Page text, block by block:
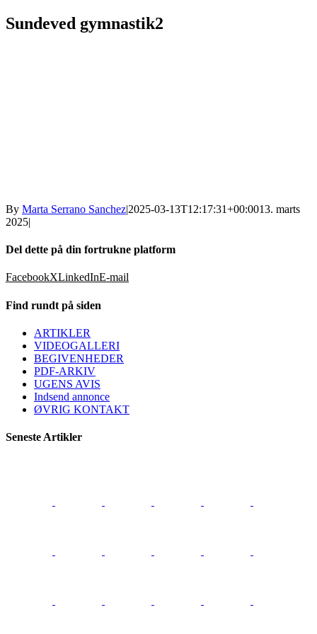
Sundeved gymnastik2
By Marta Serrano Sanchez|2025-03-13T12:17:31+00:0013. marts
2025|
Del dette på din fortrukne platform
FacebookXLinkedInE-mail
Find rundt på siden
ARTIKLER
VIDEOGALLERI
BEGIVENHEDER
PDF-ARKIV
UGENS AVIS
Indsend annonce
ØVRIG KONTAKT
Seneste Artikler